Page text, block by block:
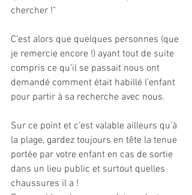
chercher !"
C’est alors que quelques personnes (que
je remercie encore !) ayant tout de suite
compris ce qu’il se passait nous ont
demandé comment était habillé l’enfant
pour partir à sa recherche avec nous.
Sur ce point et c’est valable ailleurs qu’à
la plage, gardez toujours en tête la tenue
portée par votre enfant en cas de sortie
dans un lieu public et surtout quelles
chaussures il a !